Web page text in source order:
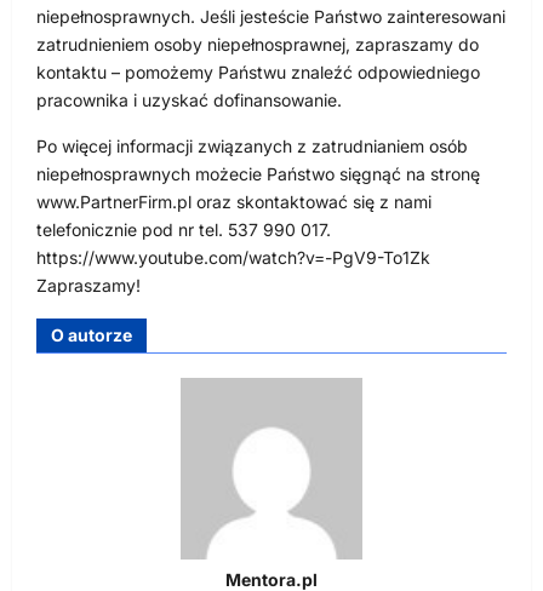
niepełnosprawnych. Jeśli jesteście Państwo zainteresowani
zatrudnieniem osoby niepełnosprawnej, zapraszamy do
kontaktu – pomożemy Państwu znaleźć odpowiedniego
pracownika i uzyskać dofinansowanie.
Po więcej informacji związanych z zatrudnianiem osób
niepełnosprawnych możecie Państwo sięgnąć na stronę
www.PartnerFirm.pl oraz skontaktować się z nami
telefonicznie pod nr tel. 537 990 017.
https://www.youtube.com/watch?v=-PgV9-To1Zk
Zapraszamy!
O autorze
Mentora.pl